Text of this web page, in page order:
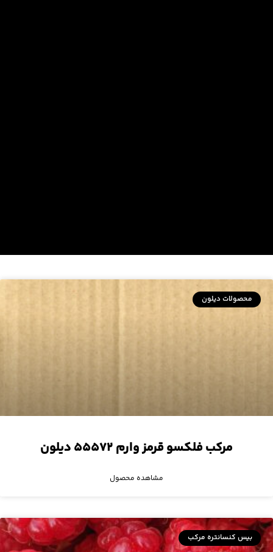
محصولات دیلون
مرکب فلکسو قرمز وارم ۵۵۵۷۲ دیلون
مشاهده محصول
بیس کنسانتره مرکب